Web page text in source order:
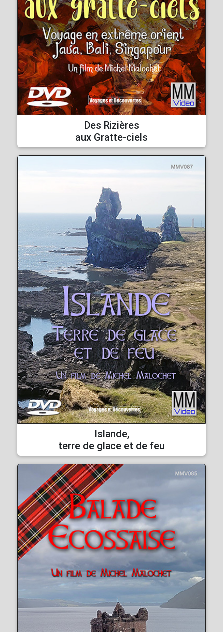
Des Rizières
aux Gratte-ciels
Islande,
terre de glace et de feu